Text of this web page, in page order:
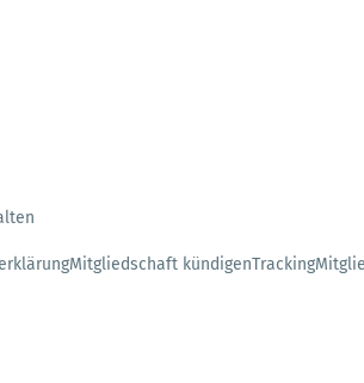
Mitgliedschaft kündigenTracking